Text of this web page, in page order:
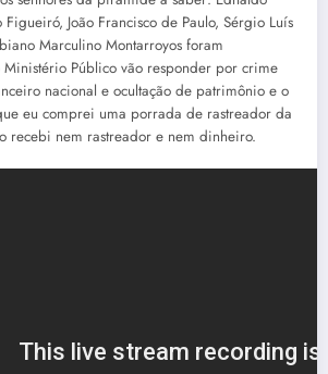
Figueiró, João Francisco de Paulo, Sérgio Luís
Marculino Montarroyos foram
Ministério Público vão responder por crime
nacional e ocultação de patrimônio e o
eu comprei uma porrada de rastreador da
recebi nem rastreador e nem dinheiro.